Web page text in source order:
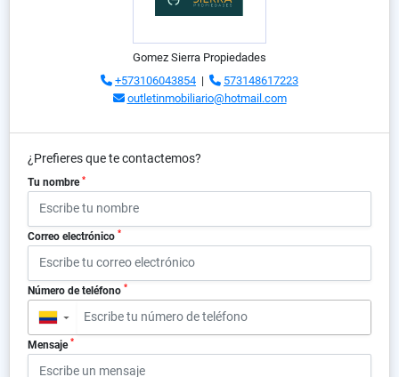
Gomez Sierra Propiedades
+573106043854 |
573148617223
outletinmobiliario@hotmail.com
¿Prefieres que te contactemos?
Tu nombre *
Correo electrónico *
Número de teléfono *
▼
Mensaje *